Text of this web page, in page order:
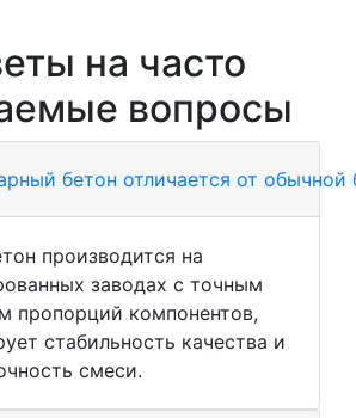
на часто
вопросы
бетон отличается от обычной
производится на
заводах с точным
пропорций компонентов,
стабильность качества и
смеси.